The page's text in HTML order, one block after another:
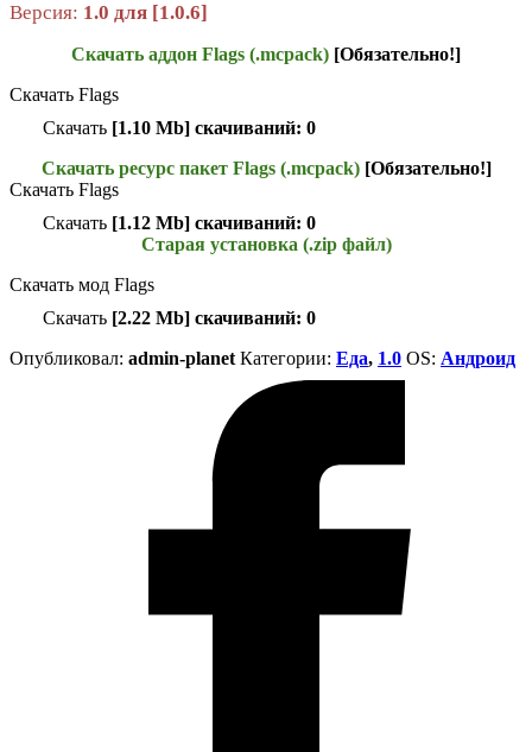
Версия: 1.0 для [1.0.6]
Скачать аддон Flags (.mcpack) [Обязательно!]
Скачать Flags
Скачать [1.10 Mb] скачиваний: 0
Скачать ресурс пакет Flags (.mcpack) [Обязательно!]
Скачать Flags
Скачать [1.12 Mb] скачиваний: 0
Старая установка (.zip файл)
Скачать мод Flags
Скачать [2.22 Mb] скачиваний: 0
Опубликовал: admin-planet Категории: Еда, 1.0 ОS: Андроид